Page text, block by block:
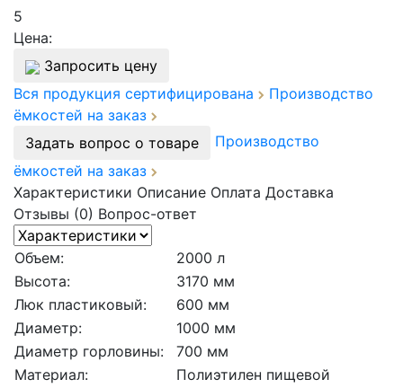
5
Цена:
Запросить цену
Вся продукция сертифицирована
Производство
ёмкостей на заказ
Задать вопрос о товаре
Производство
ёмкостей на заказ
Характеристики Описание Оплата Доставка
Отзывы (0) Вопрос-ответ
Объем:
2000 л
Высота:
3170 мм
Люк пластиковый:
600 мм
Диаметр:
1000 мм
Диаметр горловины:
700 мм
Материал:
Полиэтилен пищевой